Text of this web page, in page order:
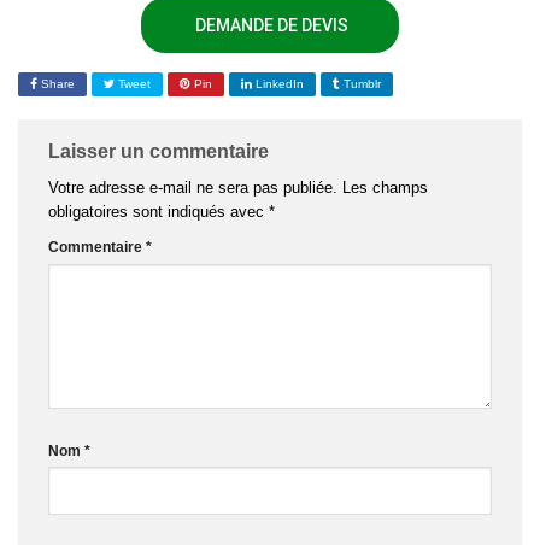
DEMANDE DE DEVIS
Share Tweet Pin LinkedIn Tumblr
Laisser un commentaire
Votre adresse e-mail ne sera pas publiée.
Les champs
obligatoires sont indiqués avec *
Commentaire *
Nom *